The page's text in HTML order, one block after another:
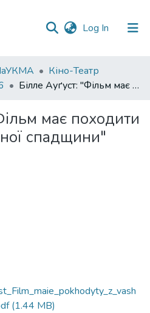
Log In (current)
Кіно-Театр
Білле Ауґуст: "Фільм має походити з вашої культурної спадщини"
має походити
спадщини"
(1.44 MB)